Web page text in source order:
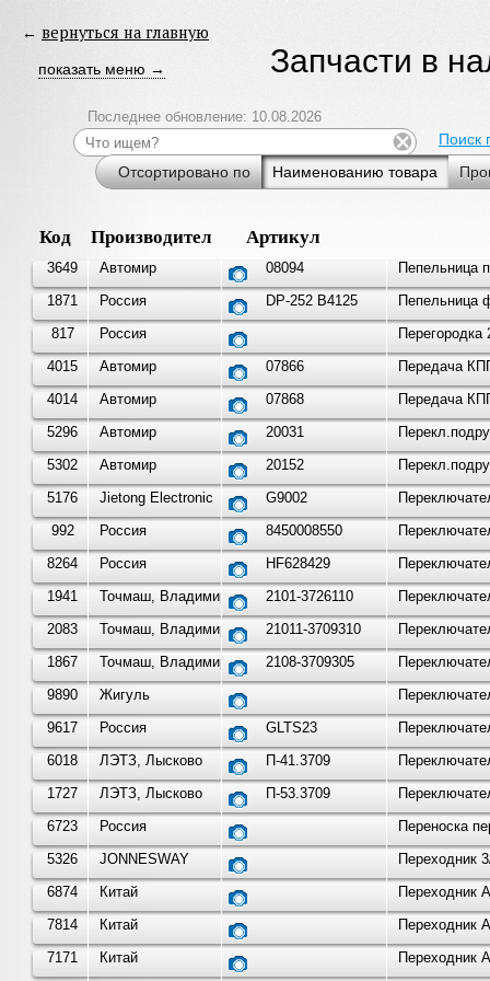
показать меню →
← вернуться на главную
Запчасти в
Последнее обновление: 10.08.2026
Отсортировано по Наименованию товара
Поиск
Код Производитель Артикул
3649 Автомир 08094
Пепельница
1871
Россия DP-252 B4125
Пепельница
817
Россия
Перегородка
4015
Автомир 07866
Передача
4014
Автомир 07868
Передача
5296
Автомир 20031
5302
Автомир 20152
5176
Jietong Electronic G9002
992
Россия 8450008550
8264
Россия HF628429
1941
Точмаш, Владимир 2101-3726110
2083
Точмаш, Владимир 21011-3709310
1867
Точмаш, Владимир 2108-3709305
9890
Жигуль
9617
Россия GLTS23
6018
ЛЭТЗ, Лысково П-41.3709
1727
ЛЭТЗ, Лысково П-53.3709
6723
Россия
Переноска
5326
JONNESWAY
Переходник
6874
Китай
Переходник
7814
Китай
Переходник
7171
Китай
Переходник